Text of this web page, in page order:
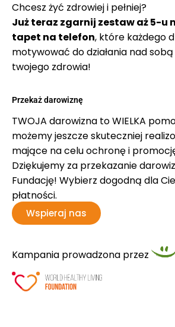
Chcesz żyć zdrowiej i pełniej?
Już teraz zgarnij zestaw aż 5-u
tapet na telefon, które każdego
motywować do działania nad
twojego zdrowia!
Przekaż darowiznę
TWOJA darowizna to WIELKA
możemy jeszcze skuteczniej
mające na celu ochronę i
Dziękujemy za przekazanie
Fundację! Wybierz dogodną dla
płatności.
Wspieraj nas
Kampania prowadzona przez